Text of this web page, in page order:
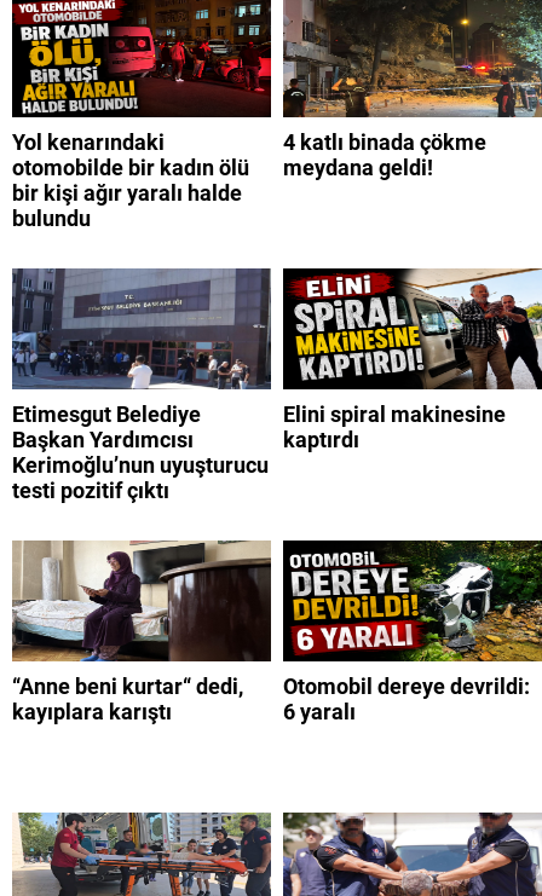
Yol kenarındaki
otomobilde bir kadın ölü
bir kişi ağır yaralı halde
bulundu
4 katlı binada çökme
meydana geldi!
Etimesgut Belediye
Başkan Yardımcısı
Kerimoğlu’nun uyuşturucu
testi pozitif çıktı
Elini spiral makinesine
kaptırdı
“Anne beni kurtar“ dedi,
kayıplara karıştı
Otomobil dereye devrildi:
6 yaralı